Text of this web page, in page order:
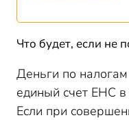
Что будет, если не
Деньги по
единый счет ЕНС
Если при